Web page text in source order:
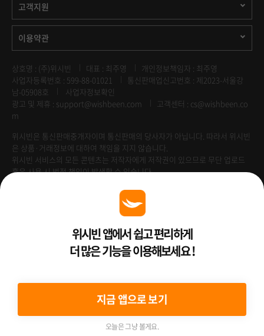
고객지원
이용약관
상호명 : (주)위시빈 대표 : 최주영
개인정보책임자 : 최주영
사업자등록번호 : 599-88-01021
통신판매업신고번호 : 제2023-서울강
남-05908호
사업자정보확인
광고 및 제휴 : support@wishbeen.com
고객센터 : cs@wishbeen.co
m
위시빈은 통신판매중개자이며 통신판매의 당사자가 아닙니다. 따라서 위시빈
은 상품·거래정보에 대하여 책임을 지지 않습니다.
위시빈 서비스의 모든 콘텐츠는 저작자에게 저작권이 있으므로 무단 업로드
혹은 사용 시 법적 책임이 발생할 수 있습니다.
Venture Enterprise위시빈 앱에서 쉽고 편리하게
더 많은 기능을 이용해보세요 !
지금 앱으로 보기
오늘은 그냥 볼게요.